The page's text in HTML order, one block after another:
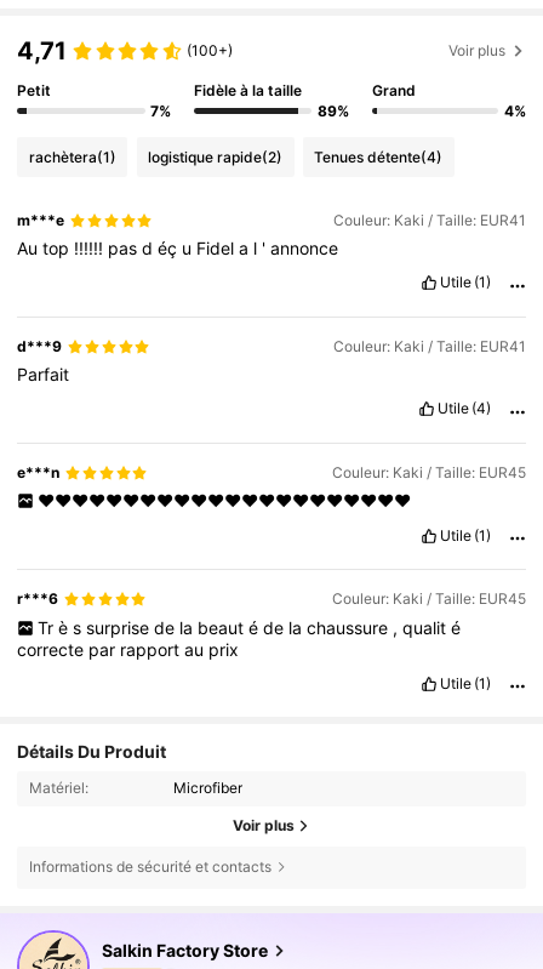
4,71 (100+) Voir plus
Petit
7%
Fidèle à la taille
89%
Grand
4%
rachètera(1) logistique rapide(2) Tenues détente(4)
m***e Couleur: Kaki / Taille: EUR41
Autop !!!!!! pasdéç u Fidela l 'annonce
Utile (1)
d***9 Couleur: Kaki / Taille: EUR41
Parfait
Utile (4)
e***n Couleur: Kaki / Taille: EUR45
❤️❤️❤️❤️❤️❤️❤️❤️❤️❤️❤️❤️❤️❤️❤️❤️❤️❤️❤️❤️❤️❤️
Utile (1)
r***6 Couleur: Kaki / Taille: EUR45
Tr è s surprise de la beaut é de la chaussure , qualit é
correcte par rapportau prix
Utile (1)
Détails Du Produit
Matériel: Microfiber
Voir plus
Informations de sécurité et contacts
Salkin Factory Store
4,72
5.4K Suiveurs